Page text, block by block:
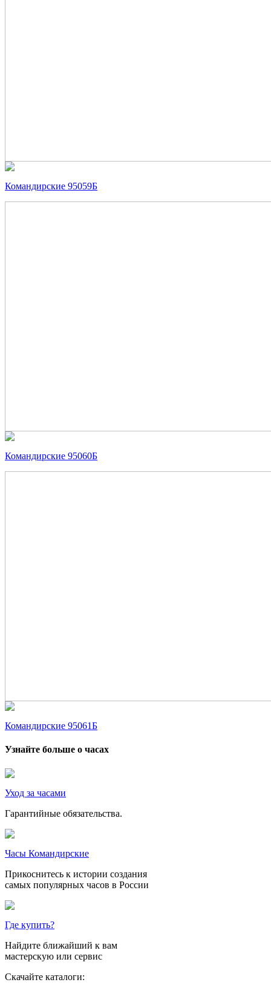
Командирские 95059Б
Командирские 95060Б
Командирские 95061Б
Узнайте больше о часах
Уход за часами
Гарантийные обязательства.
Часы Командирские
Прикоснитесь к истории создания
самых популярных часов в России
Где купить?
Найдите ближайший к вам
мастерскую или сервис
Скачайте каталоги: